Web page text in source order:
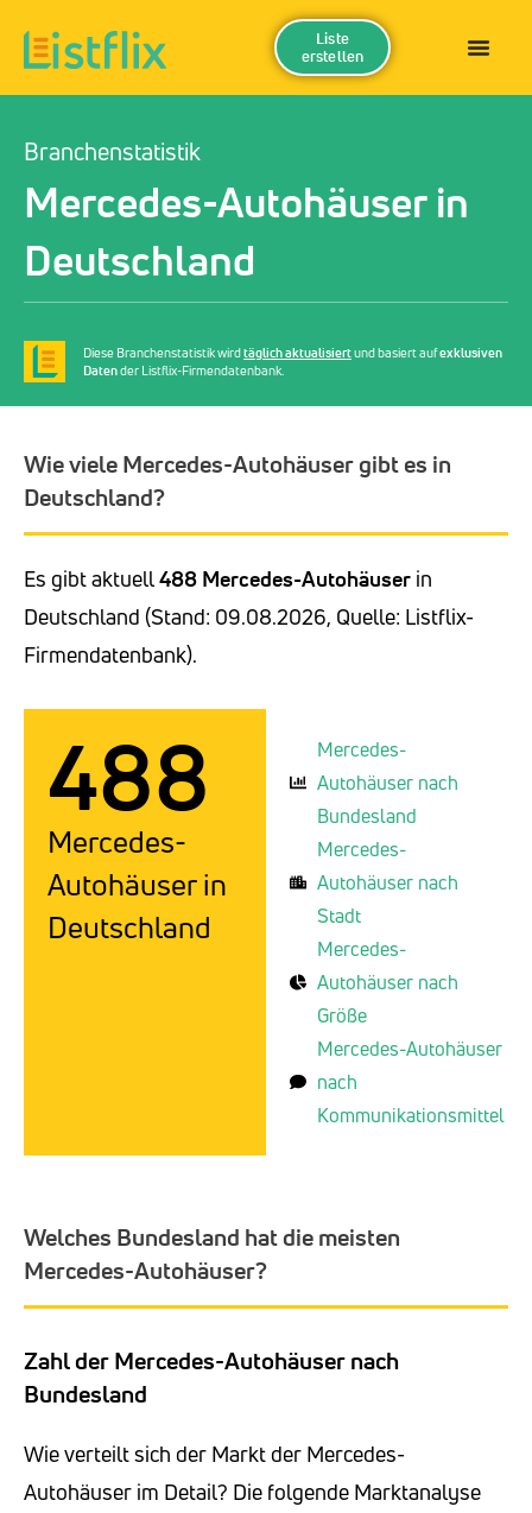
Liste
erstellen
Branchenstatistik
Mercedes-Autohäuser in
Deutschland
Diese Branchenstatistik wirdtäglich aktualisiertund basiert aufexklusiven
Datender Listflix-Firmendatenbank.
Wie viele Mercedes-Autohäuser gibt es in
Deutschland?
Es gibt aktuell488 Mercedes-Autohäuser in
Deutschland (Stand: 09.08.2026, Quelle: Listflix-
Firmendatenbank).
488
Mercedes-
Autohäuser in
Deutschland
Mercedes-
Autohäuser nach
Bundesland
Mercedes-
Autohäuser nach
Stadt
Mercedes-
Autohäuser nach
Größe
Mercedes-Autohäuser
nach
Kommunikationsmittel
Welches Bundesland hat die meisten
Mercedes-Autohäuser?
Zahl der Mercedes-Autohäuser nach
Bundesland
Wie verteilt sich der Markt der Mercedes-
Autohäuser im Detail? Die folgende Marktanalyse